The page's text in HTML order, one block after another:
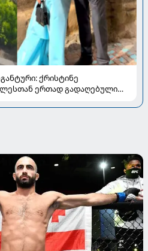
ქრისტინე
ერთად გადაღებული